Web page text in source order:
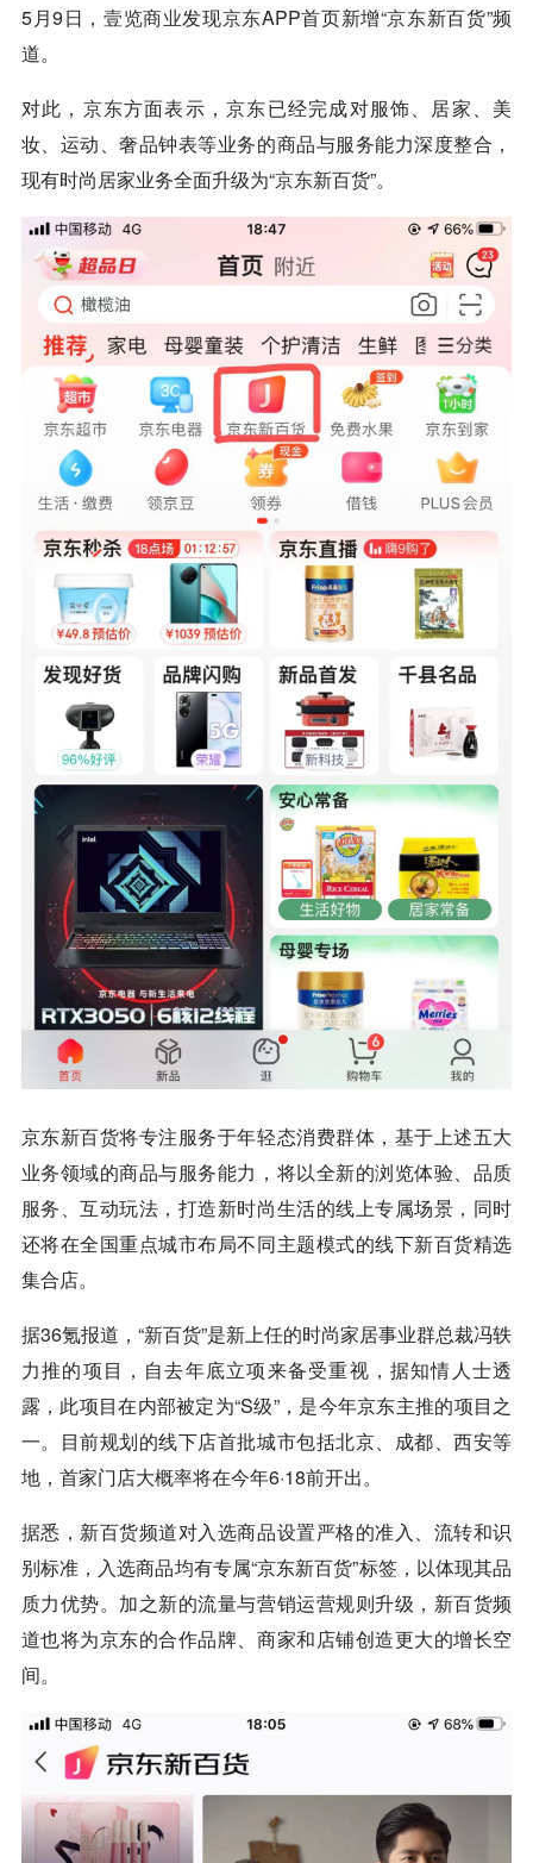
5月9日， 壹览商业发现京东APP首页新增“京东新百货”频
道。
对此， 京东方面表示，京东已经完成对服饰、居家、美
妆、运动、奢品钟表等业务的商品与服务能力深度整合，
现有时尚居家业务全面升级为“京东新百货”。
京东新百货将专注服务于年轻态消费群体，基于上述五大
业务领域的商品与服务能力，将以全新的浏览体验、品质
服务、互动玩法，打造新时尚生活的线上专属场景，同时
还将在全国重点城市布局不同主题模式的线下新百货精选
集合店。
据36氪报道，“新百货”是新上任的时尚家居事业群总裁冯轶
力推的项目，自去年底立项来备受重视，据知情人士透
露，此项目在内部被定为“S级”，是今年京东主推的项目之
一。目前规划的线下店首批城市包括北京、成都、西安等
地，首家门店大概率将在今年6·18前开出。
据悉，新百货频道对入选商品设置严格的准入、流转和识
别标准，入选商品均有专属“京东新百货”标签，以体现其品
质力优势。加之新的流量与营销运营规则升级，新百货频
道也将为京东的合作品牌、商家和店铺创造更大的增长空
间。